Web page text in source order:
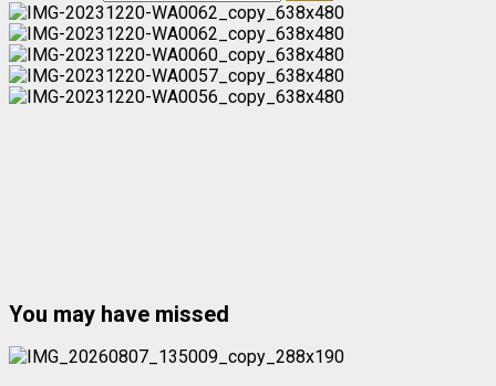
You may have missed